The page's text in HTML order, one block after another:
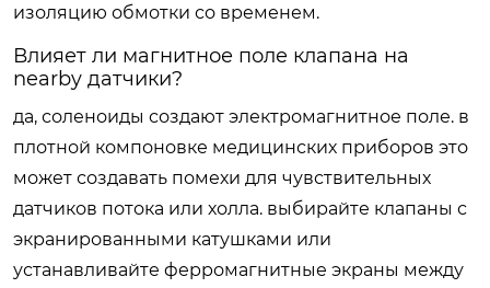
изоляцию обмотки со временем.
Влияет ли магнитное поле клапана на
nearby датчики?
да, соленоиды создают электромагнитное поле. в
плотной компоновке медицинских приборов это
может создавать помехи для чувствительных
датчиков потока или холла. выбирайте клапаны с
экранированными катушками или
устанавливайте ферромагнитные экраны между